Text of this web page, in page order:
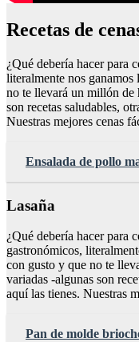
Recetas de
¿Qué debería hacer para
literalmente nos ganamos
no te llevará un millón de
son recetas saludables,
Nuestras mejores cenas
Ensalada de pollo
Lasaña
¿Qué debería hacer para
gastronómicos,
con gusto y que no te
variadas -algunas son
aquí las tienes. Nuestras
Pan de molde